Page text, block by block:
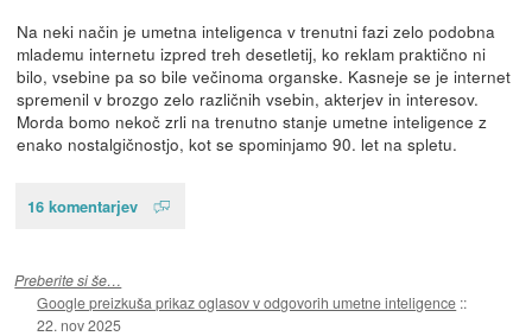
Na neki način je umetna inteligenca v trenutni fazi zelo podobna
mlademu internetu izpred treh desetletij, ko reklam praktično ni
bilo, vsebine pa so bile večinoma organske. Kasneje se je internet
spremenil v brozgo zelo različnih vsebin, akterjev in interesov.
Morda bomo nekoč zrli na trenutno stanje umetne inteligence z
enako nostalgičnostjo, kot se spominjamo 90. let na spletu.
16 komentarjev
Preberite si še…
Google preizkuša prikaz oglasov v odgovorih umetne inteligence ::
22. nov 2025